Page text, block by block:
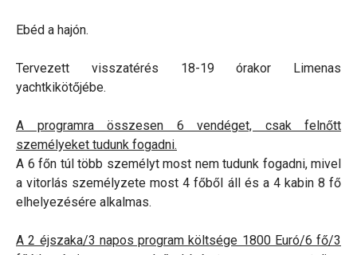
Ebéd a hajón.
Tervezett visszatérés 18-19 órakor Limenas
yachtkikötőjébe.
A programra összesen 6 vendéget, csak felnőtt
személyeket tudunk fogadni.
A 6 főn túl több személyt most nem tudunk fogadni, mivel
a vitorlás személyzete most 4 főből áll és a 4 kabin 8 fő
elhelyezésére alkalmas.
A 2 éjszaka/3 napos program költsége 1800 Euró/6 fő/3